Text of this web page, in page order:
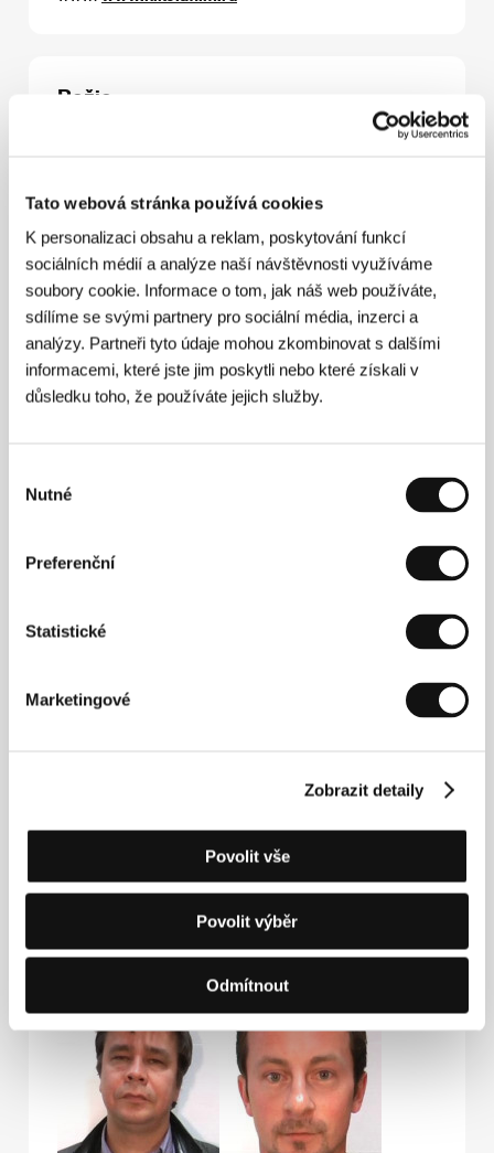
Tato webová stránka používá cookies
K personalizaci obsahu a reklam, poskytování funkcí
sociálních médií a analýze naší návštěvnosti využíváme
soubory cookie. Informace o tom, jak náš web používáte,
sdílíme se svými partnery pro sociální média, inzerci a
analýzy. Partneři tyto údaje mohou zkombinovat s dalšími
informacemi, které jste jim poskytli nebo které získali v
důsledku toho, že používáte jejich služby.
souhlasu
Nutné
Preferenční
Statistické
Marketingové
Zobrazit detaily
Povolit vše
Povolit výběr
Odmítnout
Režie
Andrej Železňakov(1963) absolvoval Hereckou
fakultu Divadelního institutu ve Sverdlovsku (1984),
pak studoval dokumentaristiku na VGIK (1993) a
poté působil ve Studiu dokumentárního filmu ve
Sverdlovsku (dnes Jekatěrinburg), kde natočil krátké
snímkyKrasnyj fazan na belom sněgu (
Pečnik i grobovščik
(Kamnář a hrobník
filmů karlovarského festivalu v roce 1996.
Kontakty
sales@nikolafilm.ru
Hosté